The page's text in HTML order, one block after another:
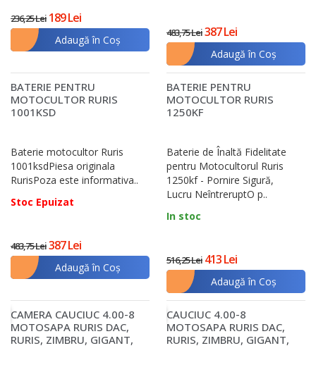
236,25 Lei 189 Lei
Adaugă în Coş
483,75 Lei387 Lei
Adaugă în Coş
BATERIE PENTRU
MOTOCULTOR RURIS
1001KSD
Baterie motocultor Ruris
1001ksdPiesa originala
RurisPoza este informativa..
Stoc Epuizat
483,75 Lei387 Lei
Adaugă în Coş
BATERIE PENTRU
MOTOCULTOR RURIS
1250KF
Baterie de Înaltă Fidelitate
pentru Motocultorul Ruris
1250kf - Pornire Sigură,
Lucru NeîntreruptO p..
In stoc
516,25 Lei 413 Lei
Adaugă în Coş
CAMERA CAUCIUC 4.00-8
MOTOSAPA RURIS DAC,
RURIS, ZIMBRU, GIGANT,
SUPER PREȚ
CAUCIUC 4.00-8
MOTOSAPA RURIS DAC,
RURIS, ZIMBRU, GIGANT,